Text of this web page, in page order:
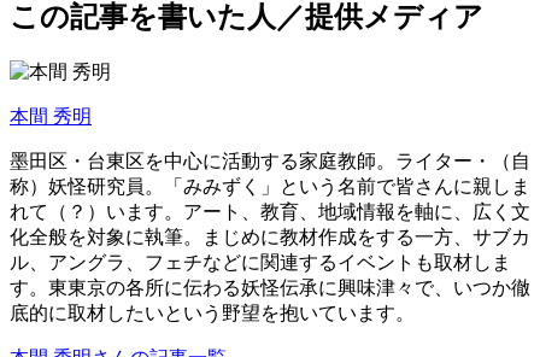
この記事を書いた人／提供メディア
本間 秀明
墨田区・台東区を中心に活動する家庭教師。ライター・（自
称）妖怪研究員。「みみずく」という名前で皆さんに親しま
れて（？）います。アート、教育、地域情報を軸に、広く文
化全般を対象に執筆。まじめに教材作成をする一方、サブカ
ル、アングラ、フェチなどに関連するイベントも取材しま
す。東東京の各所に伝わる妖怪伝承に興味津々で、いつか徹
底的に取材したいという野望を抱いています。